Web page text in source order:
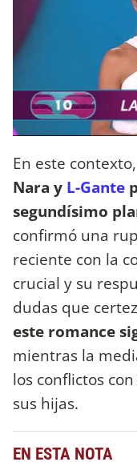
En este contexto,
Nara y L-Gante
segundísimo
confirmó una
reciente con la
crucial y su
dudas que
este romance
mientras la
los conflictos
sus hijas.
EN ESTA NOTA